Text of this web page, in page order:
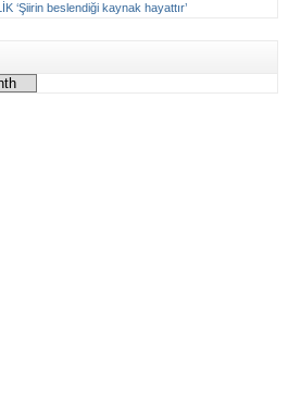
‘Şiirin beslendiği kaynak hayattır’